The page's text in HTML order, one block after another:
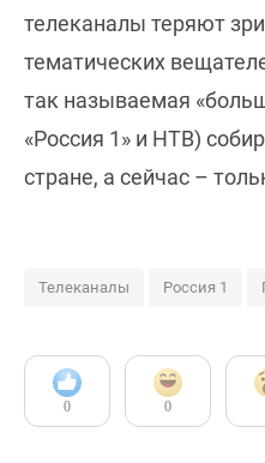
телеканалы теряют
тематических
так называемая
«Россия 1» и НТВ)
стране, а сейчас –
Телеканалы Россия 1
0 0